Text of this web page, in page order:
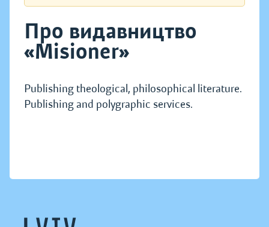
Про видавництво
«Misioner»
Publishing theological, philosophical literature.
Publishing and polygraphic services.